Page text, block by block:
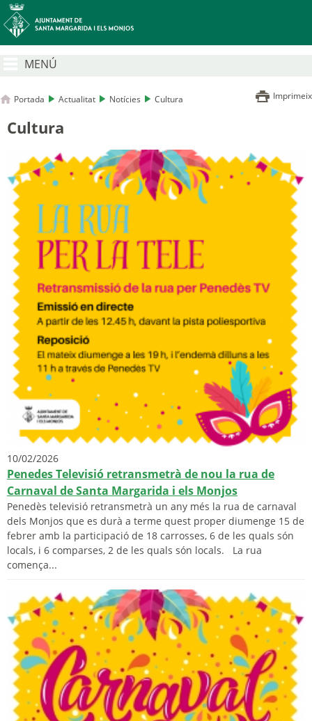
MENÚ
Portada Actualitat Notícies Cultura Imprimeix
Cultura
10/02/2026
Penedes Televisió retransmetrà de nou la rua de
Carnaval de Santa Margarida i els Monjos
Penedès televisió retransmetrà un any més la rua de carnaval
dels Monjos que es durà a terme quest proper diumenge 15 de
febrer amb la participació de 18 carrosses, 6 de les quals són
locals, i 6 comparses, 2 de les quals són locals. La rua
comença...